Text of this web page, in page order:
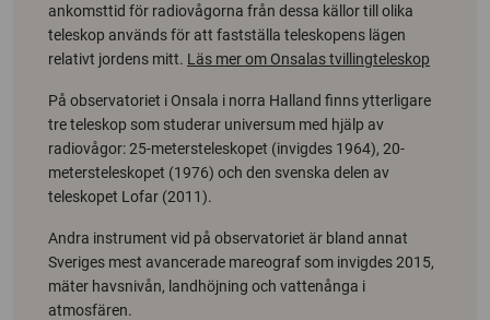
ankomsttid för radiovågorna från dessa källor till olika
teleskop används för att fastställa teleskopens lägen
relativt jordens mitt. Läs mer om Onsalas tvillingteleskop
På observatoriet i Onsala i norra Halland finns ytterligare
tre teleskop som studerar universum med hjälp av
radiovågor: 25-metersteleskopet (invigdes 1964), 20-
metersteleskopet (1976) och den svenska delen av
teleskopet Lofar (2011).
Andra instrument vid på observatoriet är bland annat
Sveriges mest avancerade mareograf som invigdes 2015,
mäter havsnivån, landhöjning och vattenånga i
atmosfären.